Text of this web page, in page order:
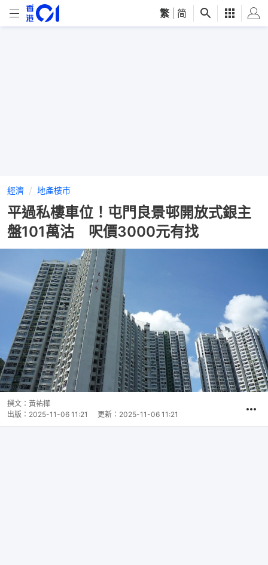
繁 简
經濟 地產樓市
平過私樓車位！屯門良景邨開放式銀主
盤101萬沽 呎價3000元有找
撰文： 黃祐樺
出版： 2025-11-06 11:21 更新： 2025-11-06 11:21